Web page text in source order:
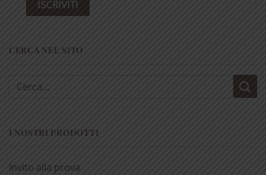
CERCA NEL SITO
Cerca:
I NOSTRI PRODOTTI
Invito alla prova